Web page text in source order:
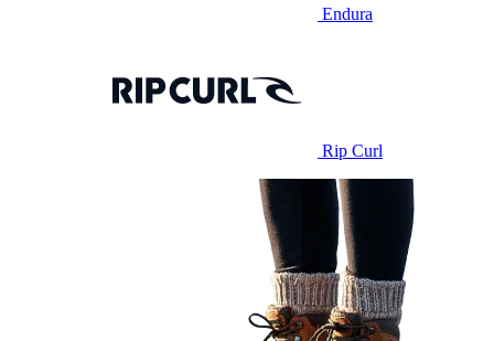
Endura
Rip Curl